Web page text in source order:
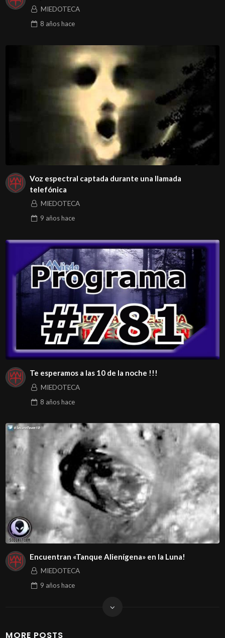
MIEDOTECA
8 añoshace
Voz espectral captada durante una llamada
telefónica
MIEDOTECA
9 añoshace
Te esperamos a las 10 de la noche !!!
MIEDOTECA
8 añoshace
Encuentran «Tanque Alienígena» en la Luna!
MIEDOTECA
9 añoshace
MORE POSTS